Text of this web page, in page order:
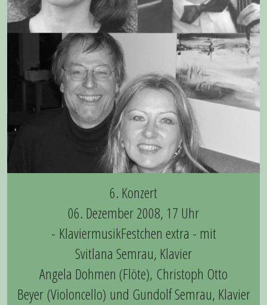
6. Konzert
06. Dezember 2008, 17 Uhr
- KlaviermusikFestchen extra - mit
Svitlana Semrau, Klavier
Angela Dohmen (Flöte), Christoph Otto
Beyer (Violoncello) und Gundolf Semrau, Klavier